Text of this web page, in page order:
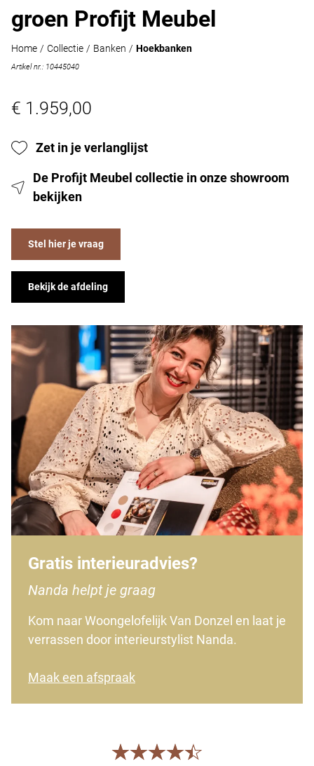
groen Profijt Meubel
Home / Collectie / Banken / Hoekbanken
Artikel nr.: 10445040
€ 1.959,00
Zet in je verlanglijst
De Profijt Meubel collectie in onze showroom
bekijken
Stel hier je vraag
Bekijk de afdeling
Gratis interieuradvies?
Nanda helpt je graag
Kom naar Woongelofelijk Van Donzel en laat je
verrassen door interieurstylist Nanda.
Maak een afspraak